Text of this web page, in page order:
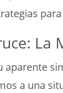
La
aparente
a una